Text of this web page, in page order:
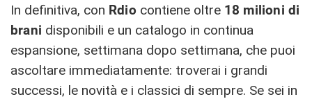
In definitiva, con Rdio contiene oltre 18 milioni di
brani disponibili e un catalogo in continua
espansione, settimana dopo settimana, che puoi
ascoltare immediatamente: troverai i grandi
successi, le novità e i classici di sempre. Se sei in